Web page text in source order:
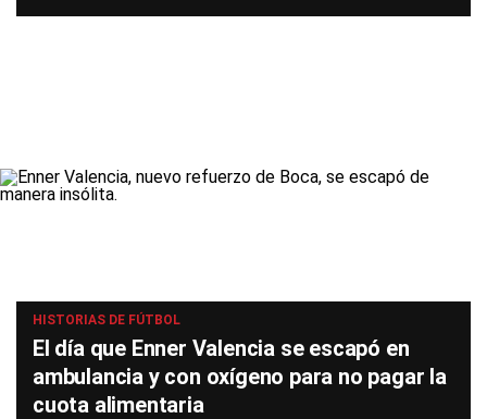
HISTORIAS DE FÚTBOL
El día que Enner Valencia se escapó en
ambulancia y con oxígeno para no pagar la
cuota alimentaria